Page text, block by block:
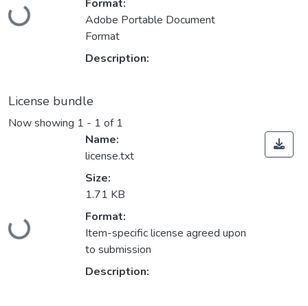
Loading...
Format:
Adobe Portable Document
Format
Description:
License bundle
Now showing 1 - 1 of 1
Loading...
Name:
license.txt
Size:
1.71 KB
Format:
Item-specific license agreed upon
to submission
Description: